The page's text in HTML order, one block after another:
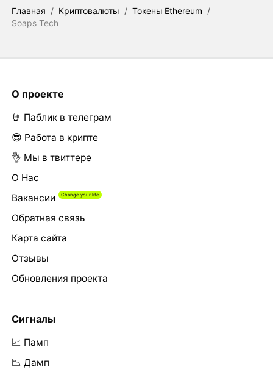
Главная / Криптовалюты / Токены Ethereum /
Soaps Tech
О проекте
🤘 Паблик в телеграм
😎 Работа в крипте
👌 Мы в твиттере
О Нас
Вакансии
Обратная связь
Карта сайта
Отзывы
Обновления проекта
Сигналы
📈 Памп
📉 Дамп